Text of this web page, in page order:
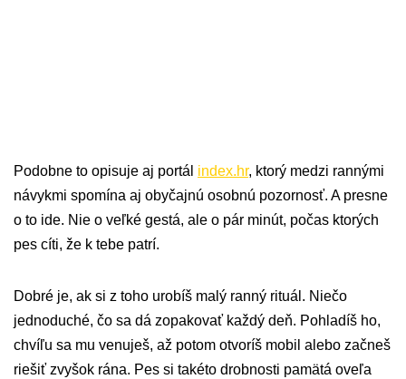
Podobne to opisuje aj portál index.hr, ktorý medzi rannými
návykmi spomína aj obyčajnú osobnú pozornosť. A presne
o to ide. Nie o veľké gestá, ale o pár minút, počas ktorých
pes cíti, že k tebe patrí.
Dobré je, ak si z toho urobíš malý ranný rituál. Niečo
jednoduché, čo sa dá zopakovať každý deň. Pohladíš ho,
chvíľu sa mu venuješ, až potom otvoríš mobil alebo začneš
riešiť zvyšok rána. Pes si takéto drobnosti pamätá oveľa